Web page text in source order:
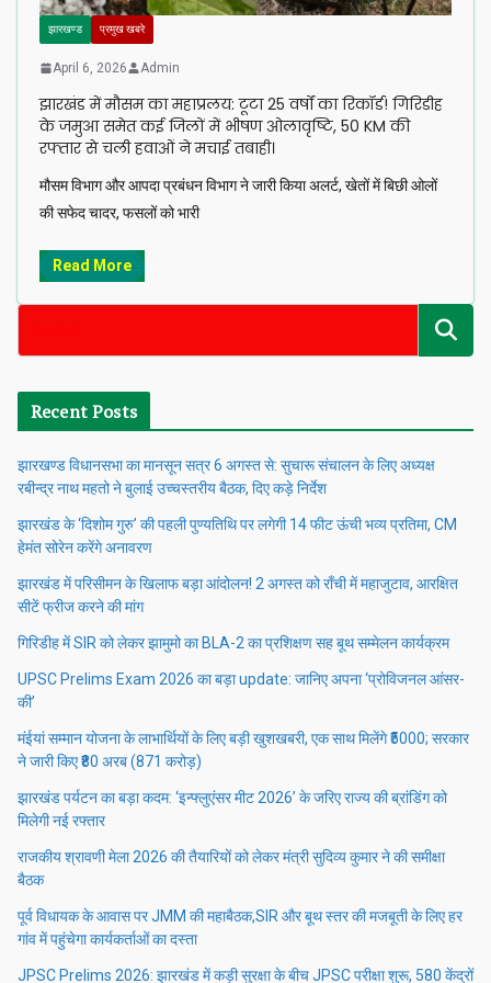
झारखण्ड प्रमुख खबरे
April 6, 2026 Admin
झारखंड में मौसम का महाप्रलय: टूटा 25 वर्षों का रिकॉर्ड! गिरिडीह
के जमुआ समेत कई जिलों में भीषण ओलावृष्टि, 50 KM की
रफ्तार से चली हवाओं ने मचाई तबाही।
मौसम विभाग और आपदा प्रबंधन विभाग ने जारी किया अलर्ट, खेतों में बिछी ओलों
की सफेद चादर, फसलों को भारी
Read More
Recent Posts
झारखण्ड विधानसभा का मानसून सत्र 6 अगस्त से: सुचारू संचालन के लिए अध्यक्ष
रबीन्द्र नाथ महतो ने बुलाई उच्चस्तरीय बैठक, दिए कड़े निर्देश
झारखंड के ‘दिशोम गुरु’ की पहली पुण्यतिथि पर लगेगी 14 फीट ऊंची भव्य प्रतिमा, CM
हेमंत सोरेन करेंगे अनावरण
झारखंड में परिसीमन के खिलाफ बड़ा आंदोलन! 2 अगस्त को राँची में महाजुटाव, आरक्षित
सीटें फ्रीज करने की मांग
गिरिडीह में SIR को लेकर झामुमो का BLA-2 का प्रशिक्षण सह बूथ सम्मेलन कार्यक्रम
UPSC Prelims Exam 2026 का बड़ा update: जानिए अपना ‘प्रोविजनल आंसर-
की’
मंईयां सम्मान योजना के लाभार्थियों के लिए बड़ी खुशखबरी, एक साथ मिलेंगे ₹5000; सरकार
ने जारी किए ₹80 अरब (871 करोड़)
झारखंड पर्यटन का बड़ा कदम: ‘इन्फ्लुएंसर मीट 2026’ के जरिए राज्य की ब्रांडिंग को
मिलेगी नई रफ्तार
राजकीय श्रावणी मेला 2026 की तैयारियों को लेकर मंत्री सुदिव्य कुमार ने की समीक्षा
बैठक
पूर्व विधायक के आवास पर JMM की महाबैठक,SIR और बूथ स्तर की मजबूती के लिए हर
गांव में पहुंचेगा कार्यकर्ताओं का दस्ता
JPSC Prelims 2026: झारखंड में कड़ी सुरक्षा के बीच JPSC परीक्षा शुरू, 580 केंद्रों